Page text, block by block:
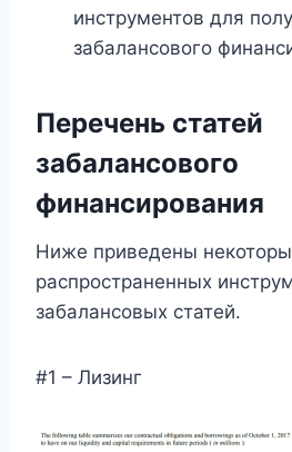
инструментов для
забалансового
Перечень статей
забалансового
финансирования
Ниже приведены
распространенных
забалансовых статей.
#1 – Лизинг